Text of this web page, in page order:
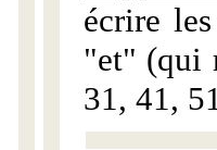
écrire
"et" (qui
31, 41,